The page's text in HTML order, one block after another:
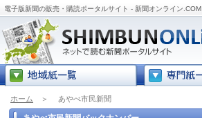
電子版新聞の販売・購読ポータルサイト - 新聞オンライン.COM
ホーム ＞ あやべ市民新聞